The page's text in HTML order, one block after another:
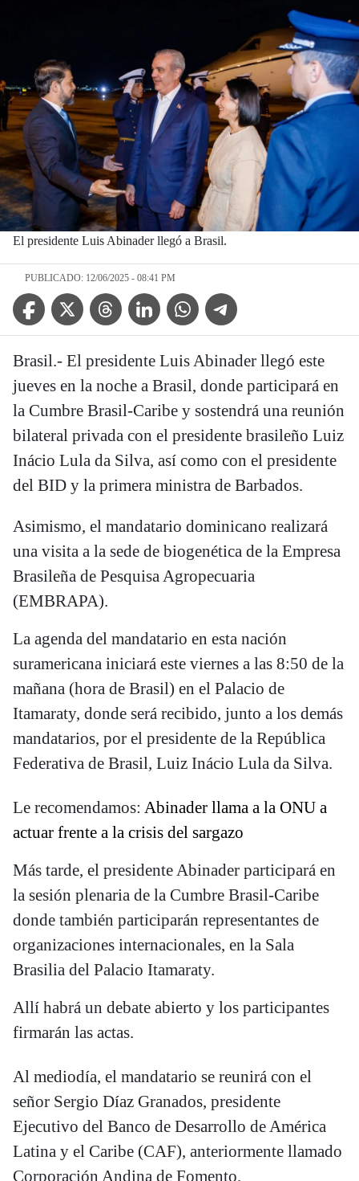
El presidente Luis Abinader llegó a Brasil.
PUBLICADO: 12/06/2025 - 08:41 PM
Facebook IconTwitter IconThreads IconLinkedin IconWhatsApp IconTelegram Icon
Brasil.- El presidente Luis Abinader llegó este
jueves en la noche a Brasil, donde participará en
la Cumbre Brasil-Caribe y sostendrá una reunión
bilateral privada con el presidente brasileño Luiz
Inácio Lula da Silva, así como con el presidente
del BID y la primera ministra de Barbados.
Asimismo, el mandatario dominicano realizará
una visita a la sede de biogenética de la Empresa
Brasileña de Pesquisa Agropecuaria
(EMBRAPA).
La agenda del mandatario en esta nación
suramericana iniciará este viernes a las 8:50 de la
mañana (hora de Brasil) en el Palacio de
Itamaraty, donde será recibido, junto a los demás
mandatarios, por el presidente de la República
Federativa de Brasil, Luiz Inácio Lula da Silva.
Le recomendamos: Abinader llama a la ONU a
actuar frente a la crisis del sargazo
Más tarde, el presidente Abinader participará en
la sesión plenaria de la Cumbre Brasil-Caribe
donde también participarán representantes de
organizaciones internacionales, en la Sala
Brasilia del Palacio Itamaraty.
Allí habrá un debate abierto y los participantes
firmarán las actas.
Al mediodía, el mandatario se reunirá con el
señor Sergio Díaz Granados, presidente
Ejecutivo del Banco de Desarrollo de América
Latina y el Caribe (CAF), anteriormente llamado
Corporación Andina de Fomento.